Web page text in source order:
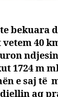
bekuara
40
1724 m
e saj të
aq